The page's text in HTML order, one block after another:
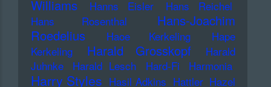
Williams
Hanns Eisler
Hans Reichel
Hans Rosenthal
Hans-Joachim
Roedelius
Haoe Kerkeling
Hape
Kerkeling
Harald Grosskopf
Harald
Juhnke
Harald Lesch Hard-Fi Harmonia
Harry Styles Hasil Adkins Hattler Hazel